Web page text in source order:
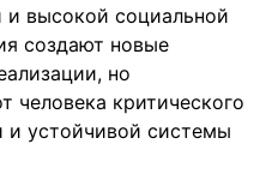
и высокой социальной
создают новые
но
человека критического
и устойчивой системы